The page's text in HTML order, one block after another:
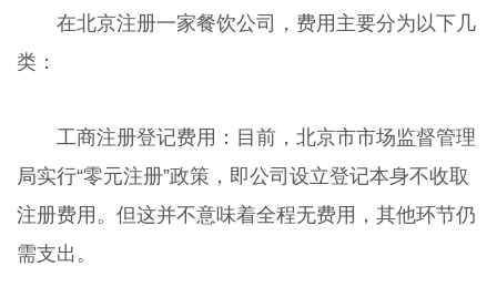
在北京注册一家餐饮公司，费用主要分为以下几
类：
工商注册登记费用：目前，北京市市场监督管理
局实行“零元注册”政策，即公司设立登记本身不收取
注册费用。但这并不意味着全程无费用，其他环节仍
需支出。